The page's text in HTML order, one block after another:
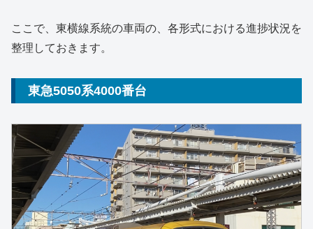
ここで、東横線系統の車両の、各形式における進捗状況を
整理しておきます。
東急5050系4000番台